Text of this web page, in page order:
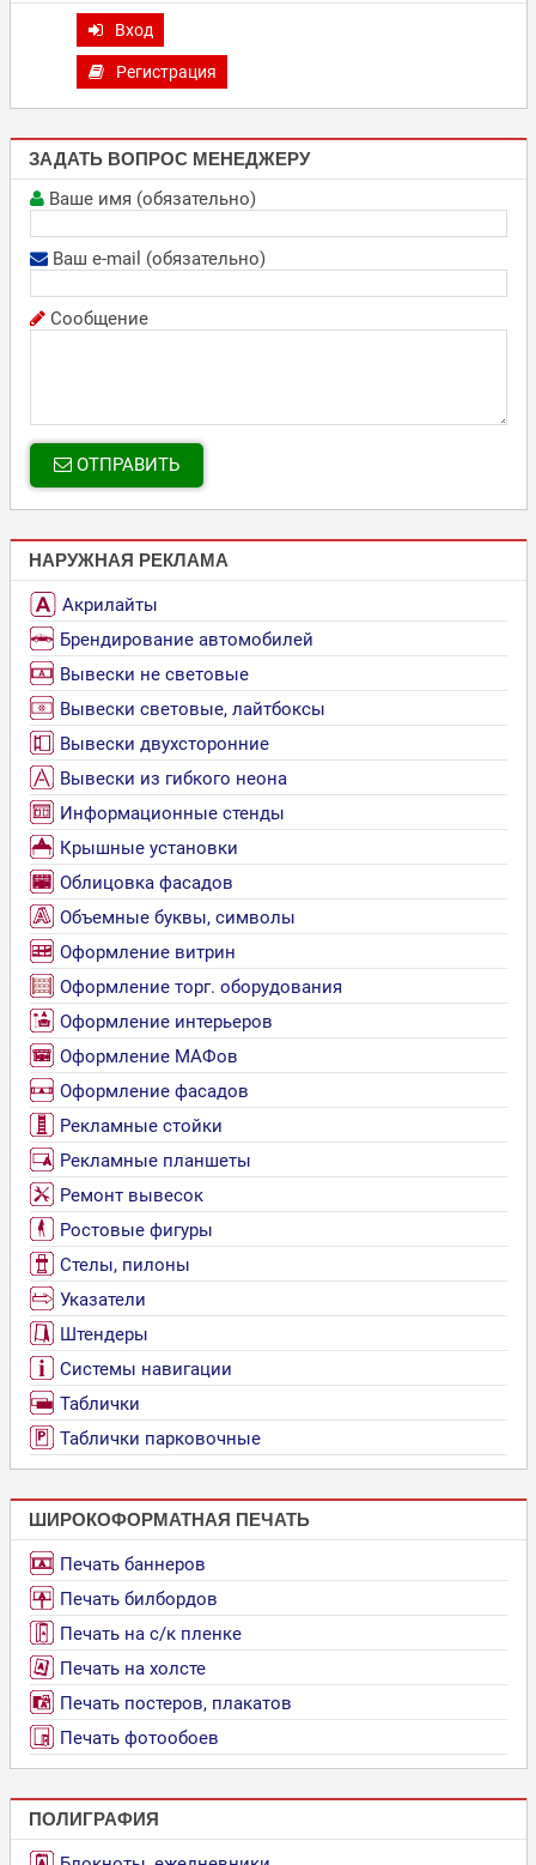
Вход
Регистрация
ЗАДАТЬ ВОПРОС МЕНЕДЖЕРУ
Ваше имя (обязательно)
Ваш e-mail (обязательно)
Сообщение
ОТПРАВИТЬ
НАРУЖНАЯ РЕКЛАМА
Акрилайты
Брендирование автомобилей
Вывески не световые
Вывески световые, лайтбоксы
Вывески двухсторонние
Вывески из гибкого неона
Информационные стенды
Крышные установки
Облицовка фасадов
Объемные буквы, символы
Оформление витрин
Оформление торг. оборудования
Оформление интерьеров
Оформление МАФов
Оформление фасадов
Рекламные стойки
Рекламные планшеты
Ремонт вывесок
Ростовые фигуры
Стелы, пилоны
Указатели
Штендеры
Системы навигации
Таблички
Таблички парковочные
ШИРОКОФОРМАТНАЯ ПЕЧАТЬ
Печать баннеров
Печать билбордов
Печать на с/к пленке
Печать на холсте
Печать постеров, плакатов
Печать фотообоев
ПОЛИГРАФИЯ